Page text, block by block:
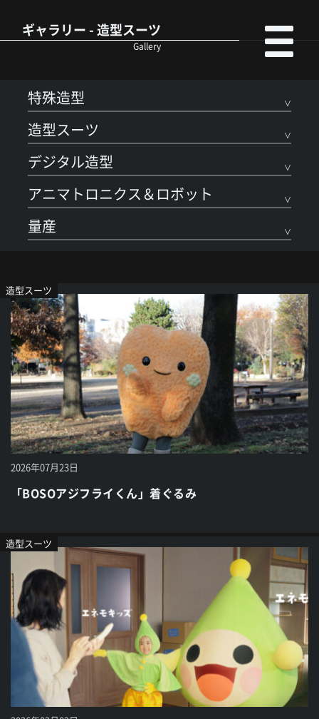
ギャラリー - 造型スーツ
Gallery
特殊造型
造型スーツ
デジタル造型
アニマトロニクス＆ロボット
量産
2026年07月23日
造型スーツ
「BOSOアジフライくん」着ぐるみ
造型スーツ